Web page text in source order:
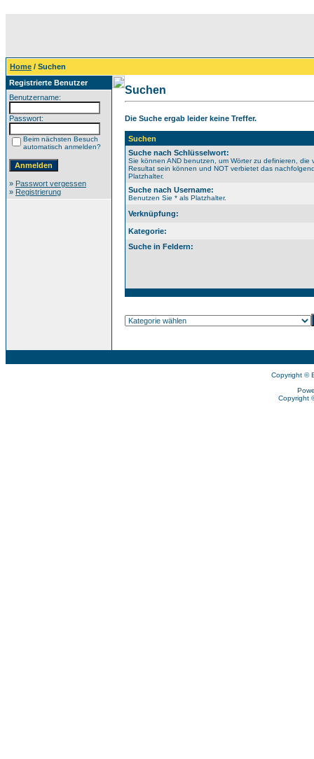
Home / Suchen
Registrierte Benutzer
Benutzername:
Passwort:
Beim nächsten Besuch
automatisch anmelden?
» Passwort vergessen
» Registrierung
Suchen
Die Suche ergab leider keine Treffer.
Suchen
Suche nach Schlüsselwort:
Sie können AND benutzen, um Wörter zu definieren, die
Resultat sein können und NOT verbietet das
Platzhalter.
Suche nach Username:
Benutzen Sie * als Platzhalter.
Verknüpfung:
Kategorie:
Suche in Feldern:
Copyright ©
Copyright